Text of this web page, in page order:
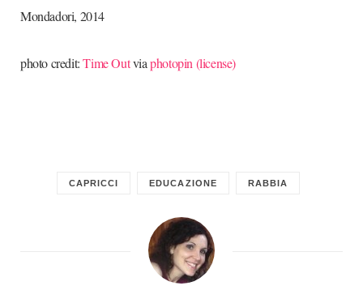
Mondadori, 2014
photo credit:Time Outviaphotopin(license)
CAPRICCI EDUCAZIONE RABBIA